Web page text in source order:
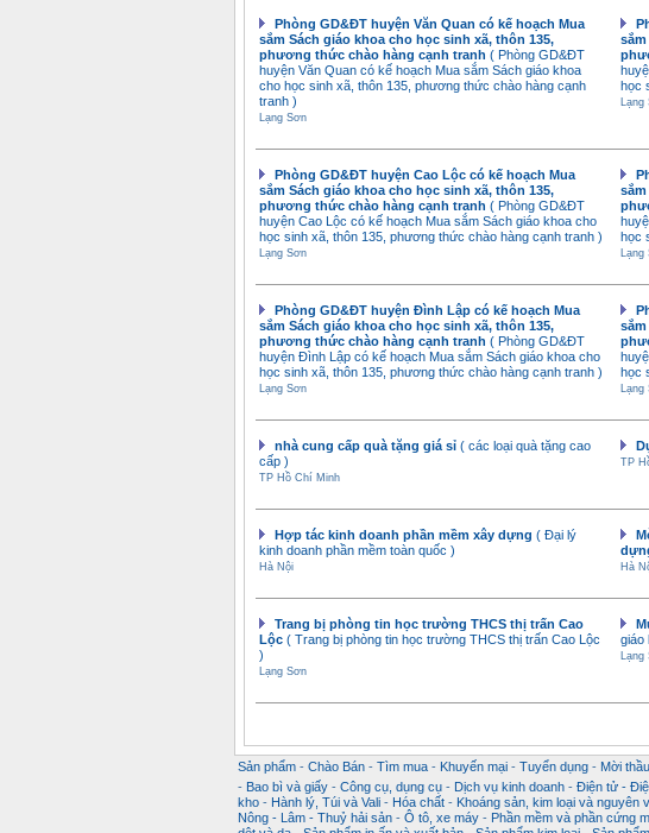
Phòng GD&ĐT huyện Văn Quan có kế hoạch Mua
sắm Sách giáo khoa cho học sinh xã, thôn 135,
phương thức chào hàng cạnh tranh ( Phòng GD&ĐT
huyện Văn Quan có kế hoạch Mua sắm Sách giáo khoa
cho học sinh xã, thôn 135, phương thức chào hàng cạnh
tranh )
Lạng Sơn
học
Lạng
Phòng GD&ĐT huyện Cao Lộc có kế hoạch Mua
sắm Sách giáo khoa cho học sinh xã, thôn 135,
phương thức chào hàng cạnh tranh ( Phòng GD&ĐT
huyện Cao Lộc có kế hoạch Mua sắm Sách giáo khoa cho
học sinh xã, thôn 135, phương thức chào hàng cạnh tranh )
Lạng Sơn
học
Lạng
Phòng GD&ĐT huyện Đình Lập có kế hoạch Mua
sắm Sách giáo khoa cho học sinh xã, thôn 135,
phương thức chào hàng cạnh tranh ( Phòng GD&ĐT
huyện Đình Lập có kế hoạch Mua sắm Sách giáo khoa cho
học sinh xã, thôn 135, phương thức chào hàng cạnh tranh )
Lạng Sơn
học
Lạng
nhà cung cấp quà tặng giá sỉ ( các loại quà tặng cao
cấp )
TP Hồ Chí Minh
TP
Hợp tác kinh doanh phần mềm xây dựng ( Đại lý
kinh doanh phần mềm toàn quốc )
Hà Nội Hà
Trang bị phòng tin học trường THCS thị trấn Cao
Lộc ( Trang bị phòng tin học trường THCS thị trấn Cao Lộc
)
Lạng Sơn
giáo
Lạng
Sản phẩm - Chào Bán - Tìm mua - Khuyến mại - Tuyển dụng - Mời thầu
- Bao bì và giấy - Công cụ, dụng cụ - Dịch vụ kinh doanh - Điện tử -
kho - Hành lý, Túi và Vali - Hóa chất - Khoáng sản, kim loại và nguyên
Nông - Lâm - Thuỷ hải sản - Ô tô, xe máy - Phần mềm và phần cứng